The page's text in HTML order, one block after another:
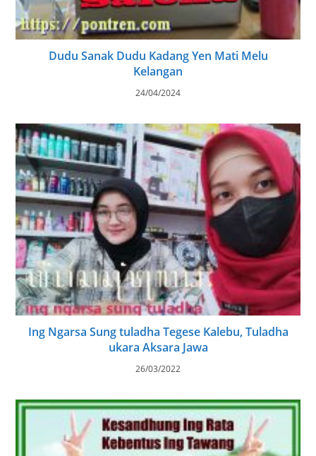
Dudu Sanak Dudu Kadang Yen Mati Melu
Kelangan
24/04/2024
Ing Ngarsa Sung tuladha Tegese Kalebu, Tuladha
ukara Aksara Jawa
26/03/2022